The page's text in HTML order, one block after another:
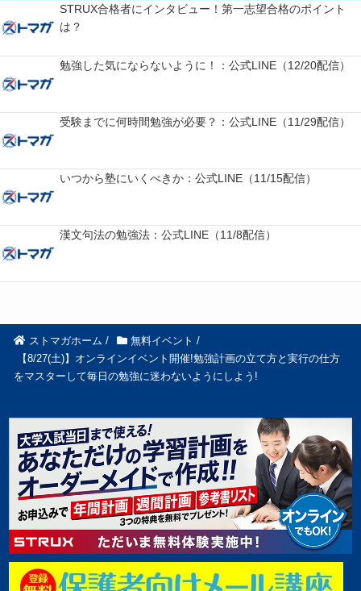
STRUX合格者にインタビュー！第一志望合格のポイント
は？
勉強した気にならないように！：公式LINE（12/20配信）
受験までに何時間勉強が必要？：公式LINE（11/29配信）
いつから塾にいくべきか：公式LINE（11/15配信）
漢文句法の勉強法：公式LINE（11/8配信）
ストマガホーム / 無料イベント /
【8/27(土)】オンラインイベント開催!勉強計画の立て方と実行の仕方
をマスターして毎日の勉強に迷わないようにしよう!